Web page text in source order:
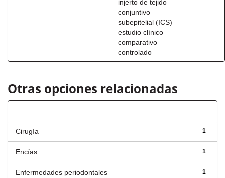
injerto de tejido
conjuntivo
subepitelial (ICS)
estudio clínico
comparativo
controlado
Otras opciones relacionadas
1
Cirugía
1
Encías
1
Enfermedades periodontales